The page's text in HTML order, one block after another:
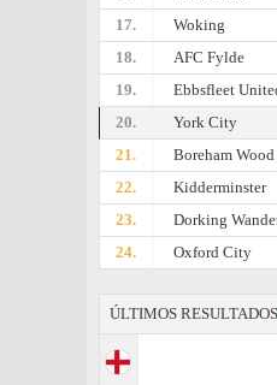
17.
Woking
18.
AFC Fylde
19.
Ebbsfleet
20.
York City
21.
Boreham Wood
22.
Kidderminster
23.
Dorking
24.
Oxford City
ÚLTIMOS RESULTADOS